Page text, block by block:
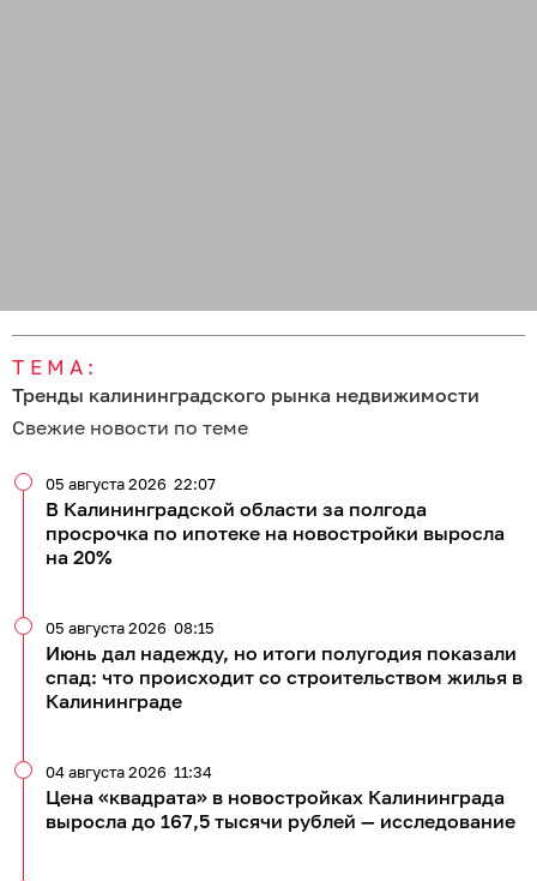
ТЕМА:
Тренды калининградского рынка недвижимости
Свежие новости по теме
В Калининградской области за полгода
просрочка по ипотеке на новостройки выросла
на 20%
05 августа 2026 22:07
Июнь дал надежду, но итоги полугодия показали
спад: что происходит со строительством жилья в
Калининграде
05 августа 2026 08:15
Цена «квадрата» в новостройках Калининграда
выросла до 167,5 тысячи рублей — исследование
04 августа 2026 11:34